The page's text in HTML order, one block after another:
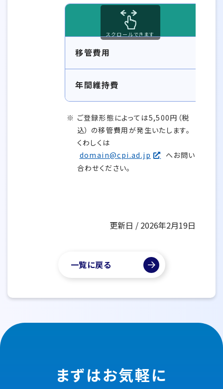
ドメイン移管時の移管費用と年間維持費
移管費用
年間維持費
スクロールできます
ご登録形態によっては5,500円（税
込） の移管費用が発生いたします。
くわしくは
domain@cpi.ad.jp
へお問い
合わせください。
更新日 / 2026年2月19日
一覧に戻る
まずはお気軽に